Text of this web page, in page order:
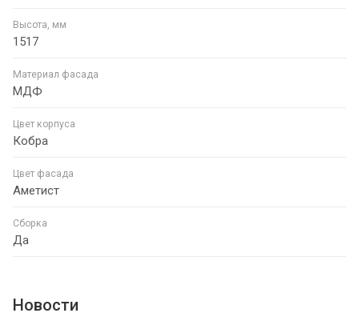
Высота, мм
1517
Материал фасада
МДФ
Цвет корпуса
Кобра
Цвет фасада
Аметист
Сборка
Да
Новости